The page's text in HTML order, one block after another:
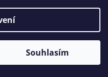
Souhlasím
. Všechna práva